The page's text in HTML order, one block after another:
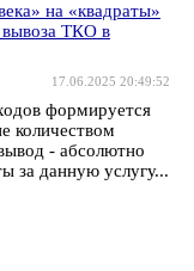
на «квадраты»
вывоза ТКО в
17.06.2025 20:49:52
формируется
количеством
- абсолютно
за данную услугу...